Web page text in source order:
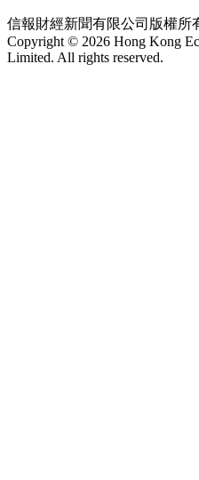
信報財經新聞有限公司版權所
Copyright © 2026 Hong Kong
Limited. All rights reserved.